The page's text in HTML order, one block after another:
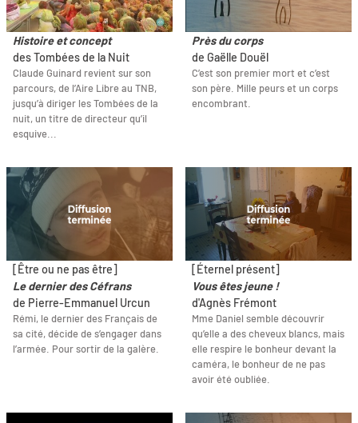
Histoire et concept
des Tombées de la Nuit
Claude Guinard revient sur son
parcours, de l’Aire Libre au TNB,
jusqu’à diriger les Tombées de la
nuit, un titre de directeur qu’il
esquive...
Près du corps
de Gaëlle Douël
C’est son premier mort et c’est
son père. Mille peurs et un corps
encombrant.
[Être ou ne pas être]
Le dernier des Céfrans
de Pierre-Emmanuel Urcun
Rémi, le dernier des Français de
sa cité, décide de s’engager dans
l’armée. Pour sortir de la galère.
[Éternel présent]
Vous êtes jeune !
d'Agnès Frémont
Mme Daniel semble découvrir
qu’elle a des cheveux blancs, mais
elle respire le bonheur devant la
caméra, le bonheur de ne pas
avoir été oubliée.